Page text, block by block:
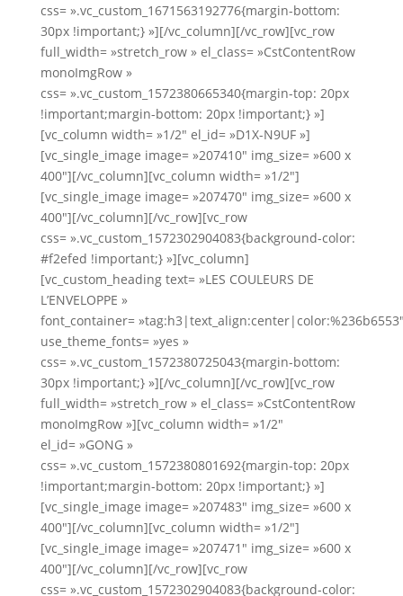
css= ».vc_custom_1671563192776{margin-bottom:
30px !important;} »][/vc_column][/vc_row][vc_row
full_width= »stretch_row » el_class= »CstContentRow
monoImgRow »
css= ».vc_custom_1572380665340{margin-top: 20px
!important;margin-bottom: 20px !important;} »]
[vc_column width= »1/2″ el_id= »D1X-N9UF »]
[vc_single_image image= »207410″ img_size= »600 x
400″][/vc_column][vc_column width= »1/2″]
[vc_single_image image= »207470″ img_size= »600 x
400″][/vc_column][/vc_row][vc_row
css= ».vc_custom_1572302904083{background-color:
#f2efed !important;} »][vc_column]
[vc_custom_heading text= »LES COULEURS DE
L’ENVELOPPE »
font_container=
use_theme_fonts= »yes »
css= ».vc_custom_1572380725043{margin-bottom:
30px !important;} »][/vc_column][/vc_row][vc_row
full_width= »stretch_row » el_class= »CstContentRow
monoImgRow »][vc_column width= »1/2″
el_id= »GONG »
css= ».vc_custom_1572380801692{margin-top: 20px
!important;margin-bottom: 20px !important;} »]
[vc_single_image image= »207483″ img_size= »600 x
400″][/vc_column][vc_column width= »1/2″]
[vc_single_image image= »207471″ img_size= »600 x
400″][/vc_column][/vc_row][vc_row
css= ».vc_custom_1572302904083{background-color: